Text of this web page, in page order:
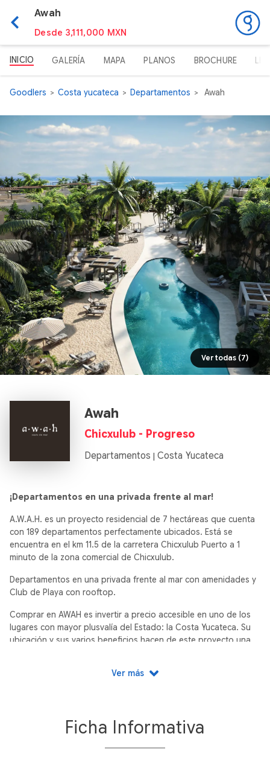
Awah
Desde 3,111,000 MXN
INICIO GALERÍA MAPA PLANOS BROCHURE
Goodlers Costa yucateca Departamentos Awah
Ver todas (7)
Awah
Chicxulub - Progreso
Departamentos | Costa Yucateca
¡Departamentos en una privada frente al mar!
A.W.A.H. es un proyecto residencial de 7 hectáreas que cuenta
con 189 departamentos perfectamente ubicados. Está se
encuentra en el km 11.5 de la carretera Chicxulub Puerto a 1
minuto de la zona comercial de Chicxulub.
Departamentos en una privada frente al mar con amenidades y
Club de Playa con rooftop.
Comprar en AWAH es invertir a precio accesible en uno de los
lugares con mayor plusvalía del Estado: la Costa Yucateca. Su
ubicación y sus varios beneficios hacen de este proyecto una
Ver más
Ficha Informativa